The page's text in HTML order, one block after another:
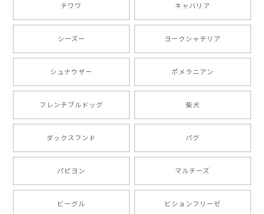
【 自然に囲まれた ダックスフンド 】 キャニスター 保存容器 お家用 プレゼント 犬 ペット うちの子 犬グッズ
【 ボーダーコリー 水彩画風 毛色4色 】 手帳 スマホケース 犬 うちの子 iPhone & Android
ったです。 ご連絡が取りづらい点だけ少し不安になり
ましたが、商品の素敵さでチャラです。 本当に可愛
い。ありがとうございます。
チワワ キャバリア
シーズー ヨークシャテリア
シュナウザー ポメラニアン
フレンチブルドッグ 柴犬
ダックスフンド パグ
パピヨン マルチーズ
ビーグル ビションフリーゼ